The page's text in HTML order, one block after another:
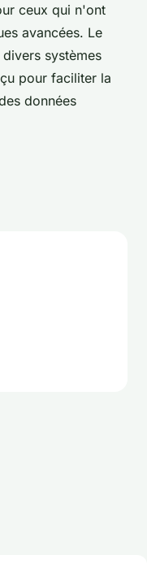
ceux qui n'ont
avancées. Le
systèmes
pour faciliter la
données